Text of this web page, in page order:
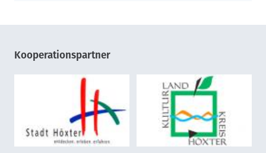
Kooperationspartner